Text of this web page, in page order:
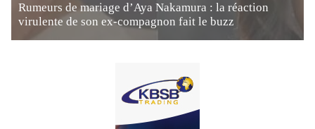
Rumeurs de mariage d’Aya Nakamura : la réaction
virulente de son ex-compagnon fait le buzz